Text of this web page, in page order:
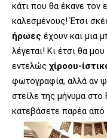
κάτι που θα έκανε τον
καλεσμένους! Έτσι
ήρωες έχουν και μια
λέγεται! Κι έτσι θα
εντελώς χίροου-
φωτογραφία, αλλά αν
στείλε της μήνυμα
κατεβάσετε παρέα από